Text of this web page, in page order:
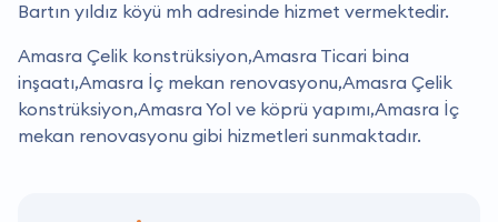
Bartın yıldız köyü mh adresinde hizmet vermektedir.
Amasra Çelik konstrüksiyon,Amasra Ticari bina
inşaatı,Amasra İç mekan renovasyonu,Amasra Çelik
konstrüksiyon,Amasra Yol ve köprü yapımı,Amasra İç
mekan renovasyonu gibi hizmetleri sunmaktadır.